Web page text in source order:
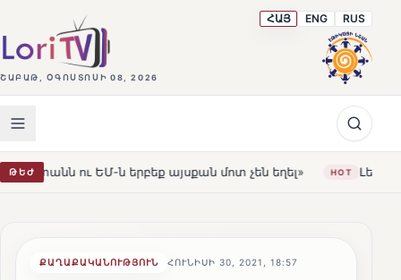
ՇԱԲԱԹ, ՕԳՈՍՏՈՍԻ 08, 2026
ՀԱՅ ENG RUS
ԹԵԺ
երբեք այսքան մոտ չեն եղել» HOT Լեռնահովիտի Սուրբ
ՔԱՂԱՔԱԿԱՆՈՒԹՅՈՒՆ ՀՈՒՆԻՍԻ 30, 2021, 18:57